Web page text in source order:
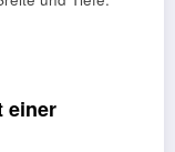
einer